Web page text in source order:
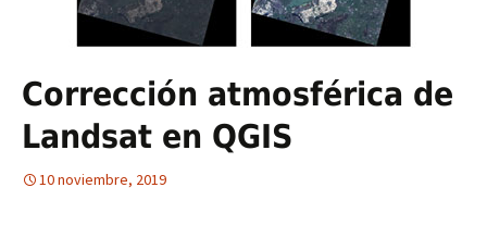
Corrección atmosférica de
Landsat en QGIS
10 noviembre, 2019